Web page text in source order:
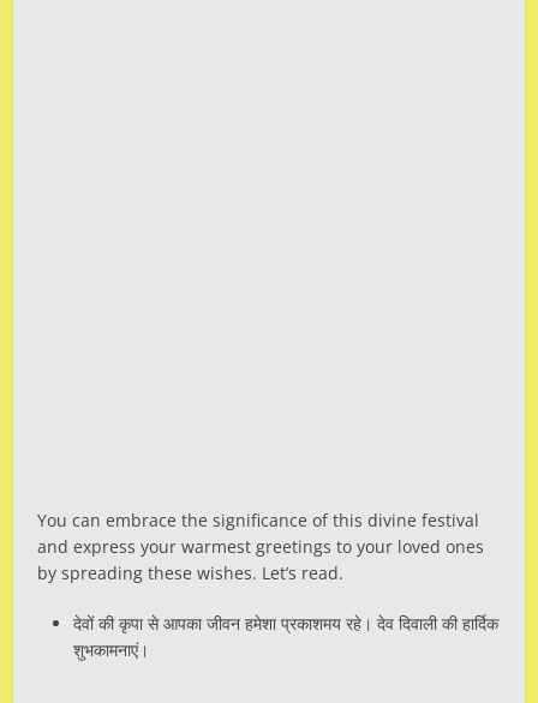
You can embrace the significance of this divine festival
and express your warmest greetings to your loved ones
by spreading these wishes. Let’s read.
देवों की कृपा से आपका जीवन हमेशा प्रकाशमय रहे। देव दिवाली की हार्दिक
शुभकामनाएं।